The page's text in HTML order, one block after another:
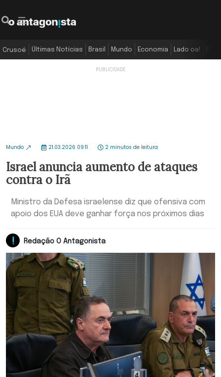
Crusoé Últimas Notícias Brasil Mundo Economia Lado oa!
Mundo 21.03.2026 09:11 2 minutos de leitura
Israel anuncia aumento de ataques
contra o Irã
Ministro da Defesa israelense diz que ofensiva com
apoio dos EUA deve ganhar força nos próximos dias
Redação O Antagonista